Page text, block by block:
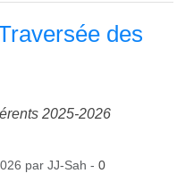
des
2025-2026
par JJ-Sah - 0